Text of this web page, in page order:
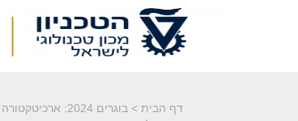
דף הבית >
בוגרים 2024: ארכיטקטורה